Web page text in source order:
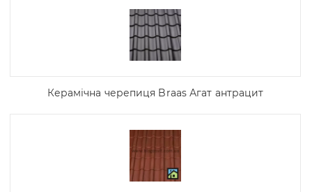
Керамічна черепиця Braas Агат антрацит